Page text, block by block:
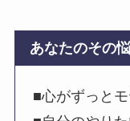
あなたのその
■心がずっと